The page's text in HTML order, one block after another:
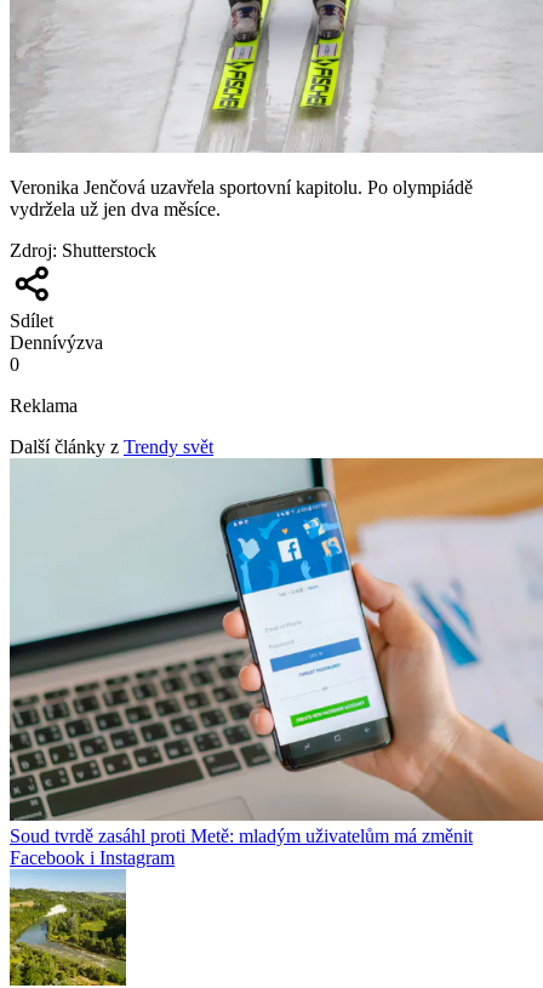
Veronika Jenčová uzavřela sportovní kapitolu. Po olympiádě
vydržela už jen dva měsíce.
Zdroj: Shutterstock
Sdílet
Dennívýzva
0
Reklama
Další články z Trendy svět
Soud tvrdě zasáhl proti Metě: mladým uživatelům má změnit
Facebook i Instagram